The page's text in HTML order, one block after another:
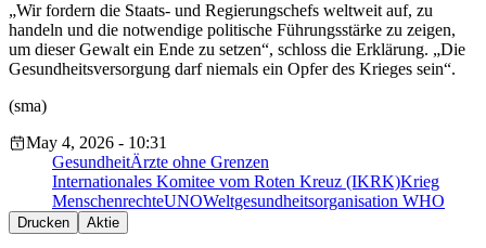
„Wir fordern die Staats- und Regierungschefs weltweit auf, zu
handeln und die notwendige politische Führungsstärke zu zeigen,
um dieser Gewalt ein Ende zu setzen“, schloss die Erklärung. „Die
Gesundheitsversorgung darf niemals ein Opfer des Krieges sein“.
(sma)
May 4, 2026 - 10:31
GesundheitÄrzte ohne Grenzen
Internationales Komitee vom Roten Kreuz (IKRK)Krieg
MenschenrechteUNOWeltgesundheitsorganisation WHO
Drucken Aktie